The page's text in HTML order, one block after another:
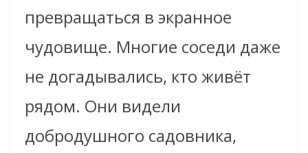
превращаться в экранное
чудовище. Многие соседи даже
не догадывались, кто живёт
рядом. Они видели
добродушного садовника,